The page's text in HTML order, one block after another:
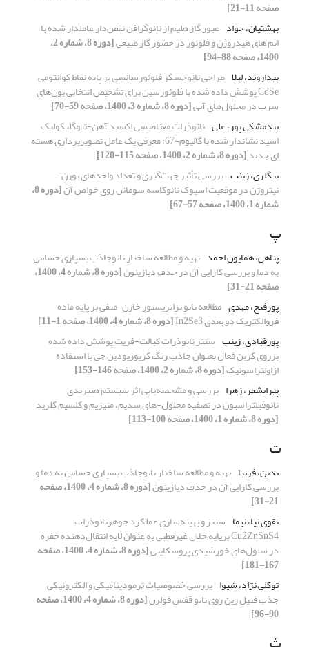
صفحه 11-21]
بهشتیان، جواد عبور گاز هلیم از نانوگرافن نقص‌دار عاملدار شده با
اتم های هیدروژن و فلوئور در حضور گاز طبیعی [دوره 8، شماره 2،
1400، صفحه 88-94]
بیداروند، لیلا طراحی نانوحسگر فلوئورسانسی بر پایه نقاط کوانتومی
CdSe پوشش داده شده با فلوئورسین برای تشخیص انتخابی یون‌های
سرب در محلول‌های آبی[دوره 8، شماره 3، 1400، صفحه 59-70]
بیدمشکی پور، علی نانوذرات مغناطیسی اکسید آهن-تیوگلیکولیک
اسید نشاندار شده با گالیوم-67: معرفی یک عامل تصویربرداری هسته
ای جدید[دوره 8، شماره 2، 1400، صفحه 115-120]
بیگلری، زینب بررسی تأثیر جهت‌گیری و تعداد واحدهای بورن-
نیتروژن در موقعیت اسپوک نانوکاسه سومانن روی خواص آن [دوره 8،
شماره 1، 1400، صفحه 57-67]
پ
پناهی، همایون احمد تهیه و مطالعه ساختار نانو‌جاذب بسپاری حساس
به دما و بررسی کارایی آن در حذف دیازینون [دوره 8، شماره 4، 1400،
صفحه 21-31]
پورفتح، مهدی مطالعه نانو ترانزیستور خازن-منفی بر پایه ماده
فروالکتریک دو بعدی In2Se3
[دوره 8، شماره 4، 1400، صفحه 1-11]
پورقبادی، زینب سنتز نانوذرات کبالت-فریت پوشش داده شده
برروی کربن فعال بعنوان جاذب رنگ کریوزیودین جی با استفاده
ازاولتراسونیک[دوره 8، شماره 2، 1400، صفحه 146-153]
پیرایشفر، زهرا بررسی و مشخصه‌یابی اثر سیستم هیبریدی
نانوفیلتراسیون در تصفیه محلول-های سدیم، منیزیم و کلسیم کلرید
[دوره 8، شماره 1، 1400، صفحه 100-113]
ت
تدین، فریبا تهیه و مطالعه ساختار نانو‌جاذب بسپاری حساس به دما و
بررسی کارایی آن در حذف دیازینون [دوره 8، شماره 4، 1400، صفحه
21-31]
تقوی نیا، نیما سنتز و بهینه‌سازی عملکرد جوهرنانوذرات
Cu2ZnSnS4 برپایه حلال غیرقطبی به عنوان لایه انتقال‌دهنده حفره
در سلول‌های خورشیدی پروسکایتی [دوره 8، شماره 4، 1400، صفحه
167-181]
توکلی نژاد، شیوا بررسی خصوصیات ترمودینامیکی و الکترونیکی
جذب فنیل زین روی نانو قفس فولرن [دوره 8، شماره 4، 1400، صفحه
90-96]
ث